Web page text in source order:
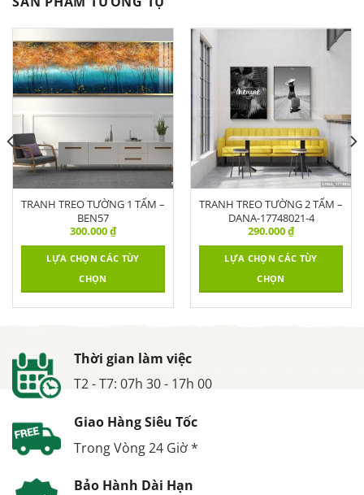
TRANH TREO TƯỜNG 1 TẤM –
BEN57
300.000₫
LỰA CHỌN CÁC TÙY
CHỌN
TRANH TREO TƯỜNG 2 TẤM –
DANA-17748021-4
290.000₫
LỰA CHỌN CÁC TÙY
CHỌN
Thời gian làm việc
T2 - T7: 07h 30 - 17h 00
Giao Hàng Siêu Tốc
Trong Vòng 24 Giờ *
Bảo Hành Dài Hạn